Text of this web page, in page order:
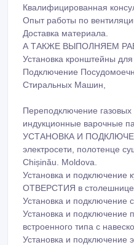
Квалифицированная
Опыт работы по
Доставка материала.
А ТАКЖЕ ВЫПОЛНЯЕМ
Установка кронштейны для
Подключение
Стиральных Машин,
Переподключение газовых
индукционные варочные
УСТАНОВКА И
электросети, полотенце
Chișinău. Moldova.
Установка и подключение
ОТВЕРСТИЯ в столешнице
Установка и подключение
Установка и подключение
встроенного типа с
Установка и подключение